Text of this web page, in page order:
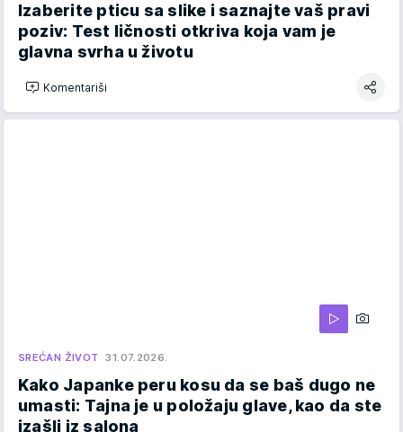
Izaberite pticu sa slike i saznajte vaš pravi
poziv: Test ličnosti otkriva koja vam je
glavna svrha u životu
Komentariši
SREĆAN ŽIVOT 31.07.2026.
Kako Japanke peru kosu da se baš dugo ne
umasti: Tajna je u položaju glave, kao da ste
izašli iz salona